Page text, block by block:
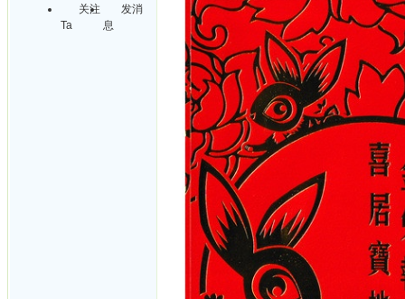
关注
Ta
发消
息